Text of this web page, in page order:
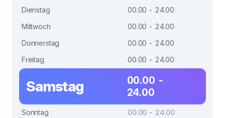
Dienstag
00.00 - 24.00
Mittwoch
00.00 - 24.00
Donnerstag
00.00 - 24.00
Freitag
00.00 - 24.00
Samstag
00.00 -
24.00
Sonntag
00.00 - 24.00